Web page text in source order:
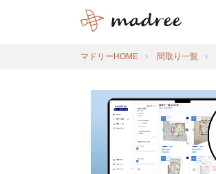
マドリーHOME 間取り一覧